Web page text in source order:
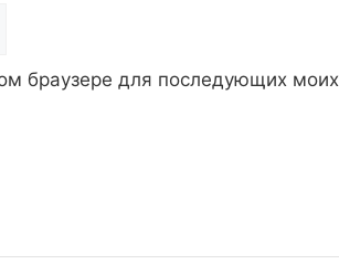
браузере для последующих моих